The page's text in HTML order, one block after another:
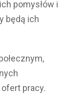
pomysłów i
będą ich
pracy.